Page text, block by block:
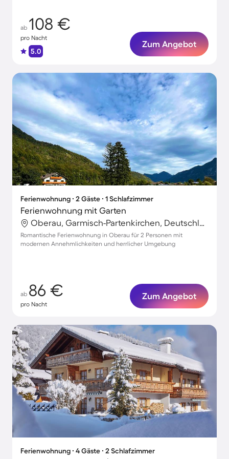
ab 108 €
pro Nacht
5.0
Zum Angebot
Ferienwohnung ∙ 2 Gäste ∙ 1 Schlafzimmer
Ferienwohnung mit Garten
Oberau, Garmisch-Partenkirchen, Deutschland
Romantische Ferienwohnung in Oberau für 2 Personen mit
modernen Annehmlichkeiten und herrlicher Umgebung
ab 86 €
pro Nacht
Zum Angebot
Ferienwohnung ∙ 4 Gäste ∙ 2 Schlafzimmer